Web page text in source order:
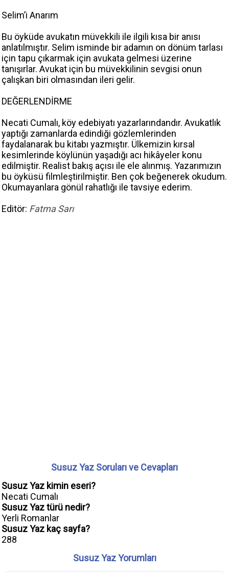
Selim’i Anarım
Bu öyküde avukatın müvekkili ile ilgili kısa bir anısı
anlatılmıştır. Selim isminde bir adamın on dönüm tarlası
için tapu çıkarmak için avukata gelmesi üzerine
tanışırlar. Avukat için bu müvekkilinin sevgisi onun
çalışkan biri olmasından ileri gelir.
DEĞERLENDİRME
Necati Cumalı, köy edebiyatı yazarlarındandır. Avukatlık
yaptığı zamanlarda edindiği gözlemlerinden
faydalanarak bu kitabı yazmıştır. Ülkemizin kırsal
kesimlerinde köylünün yaşadığı acı hikâyeler konu
edilmiştir. Realist bakış açısı ile ele alınmış. Yazarımızın
bu öyküsü filmleştirilmiştir. Ben çok beğenerek okudum.
Okumayanlara gönül rahatlığı ile tavsiye ederim.
Editör: Fatma Sarı
Susuz Yaz Soruları ve Cevapları
Susuz Yaz kimin eseri?
Necati Cumalı
Susuz Yaz türü nedir?
Yerli Romanlar
Susuz Yaz kaç sayfa?
288
Susuz Yaz Yorumları